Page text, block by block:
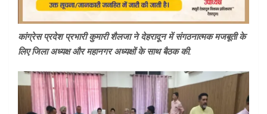
कांग्रेस प्रदेश प्रभारी कुमारी शैलजा ने देहरादून में संगठनात्मक मजबूती के
लिए जिला अध्यक्ष और महानगर अध्यक्षों के साथ बैठक की.